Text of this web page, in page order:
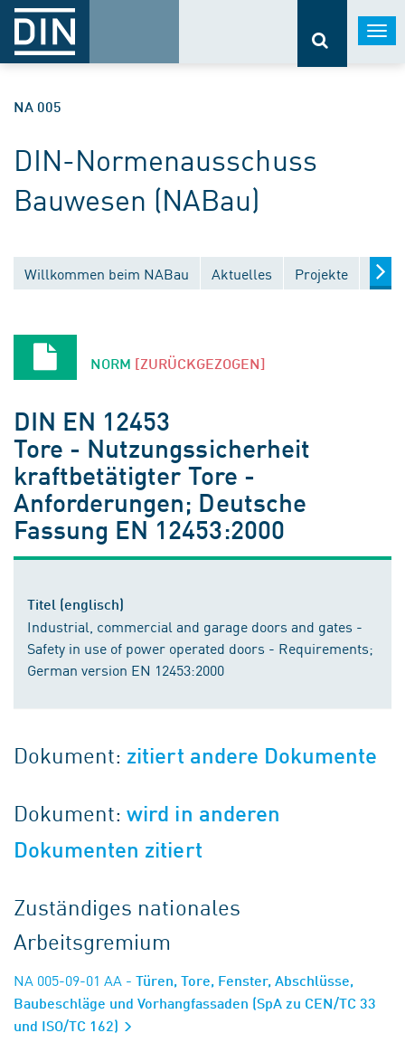
NA 005
DIN-Normenausschuss
Bauwesen (NABau)
Willkommen beim NABau Aktuelles Projekte
NORM [ZURÜCKGEZOGEN]
DIN EN 12453
Tore - Nutzungssicherheit
kraftbetätigter Tore -
Anforderungen; Deutsche
Fassung EN 12453:2000
Titel (englisch)
Industrial, commercial and garage doors and gates -
Safety in use of power operated doors - Requirements;
German version EN 12453:2000
Dokument: zitiert andere Dokumente
Dokument:wird in anderen
Dokumenten zitiert
Zuständiges nationales
Arbeitsgremium
NA 005-09-01 AA - Türen, Tore, Fenster, Abschlüsse,
Baubeschläge und Vorhangfassaden (SpA zu CEN/TC 33
und ISO/TC 162)